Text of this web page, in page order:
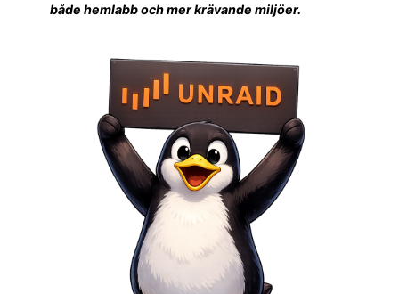
både hemlabb och mer krävande miljöer.